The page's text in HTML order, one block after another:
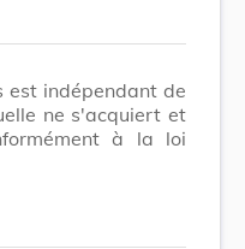
est indépendant de
ne s'acquiert et
à la loi